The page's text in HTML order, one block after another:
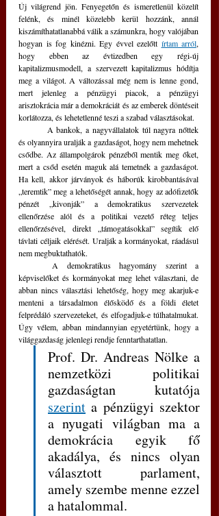
Új világrend jön. Fenyegetőn és ismeretlenül közelít
felénk, és minél közelebb kerül hozzánk, annál
kiszámíthatatlanabbá válik a számunkra, hogy valójában
hogyan is fog kinézni. Egy évvel ezelőtt írtam arról,
hogy ebben az évtizedben egy régi-új
kapitalizmusmodell, a szervezett kapitalizmus hódítja
meg a világot. A változással még nem is lenne gond,
mert jelenleg a pénzügyi piacok, a pénzügyi
arisztokrácia már a demokráciát és az emberek döntéseit
korlátozza, és lehetetlenné teszi a szabad választásokat.
és olyannyira uralják a gazdaságot, hogy nem mehetnek
csődbe. Az állampolgárok pénzéből mentik meg őket,
mert a csőd esetén maguk alá temetnék a gazdaságot.
Ha kell, akkor járványok és háborúk kirobbantásával
„teremtik” meg a lehetőségét annak, hogy az adófizetők
pénzét „kivonják” a demokratikus szervezetek
ellenőrzése alól és a politikai vezető réteg teljes
ellenőrzésével, direkt „támogatásokkal” segítik elő
távlati céljaik elérését. Uralják a kormányokat, ráadásul
nem megbuktathatók.
	A demokratikus hagyomány szerint a
képviselőket és kormányokat meg lehet választani, de
abban nincs választási lehetőség, hogy meg akarjuk-e
menteni a társadalmon élősködő és a földi életet
felprédáló szervezeteket, és elfogadjuk-e túlhatalmukat.
Úgy vélem, abban mindannyian egyetértünk, hogy a
világgazdaság jelenlegi rendje fenntarthatatlan.
Prof. Dr. Andreas Nölke a
nemzetközi politikai
szerint a pénzügyi szektor
a nyugati világban ma a
demokrácia egyik fő
akadálya, és nincs olyan
választott parlament,
amely szembe menne ezzel
a hatalommal.